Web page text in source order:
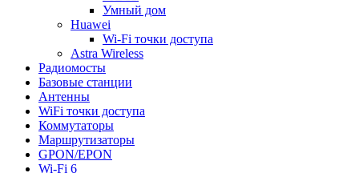
Умный дом
Huawei
Wi-Fi точки доступа
Astra Wireless
Радиомосты
Базовые станции
Антенны
WiFi точки доступа
Коммутаторы
Маршрутизаторы
GPON/EPON
Wi-Fi 6